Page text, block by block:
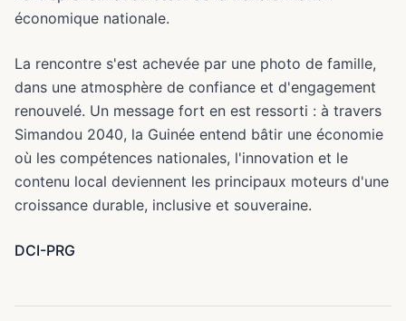
économique nationale.
La rencontre s'est achevée par une photo de famille,
dans une atmosphère de confiance et d'engagement
renouvelé. Un message fort en est ressorti : à travers
Simandou 2040, la Guinée entend bâtir une économie
où les compétences nationales, l'innovation et le
contenu local deviennent les principaux moteurs d'une
croissance durable, inclusive et souveraine.
DCI-PRG